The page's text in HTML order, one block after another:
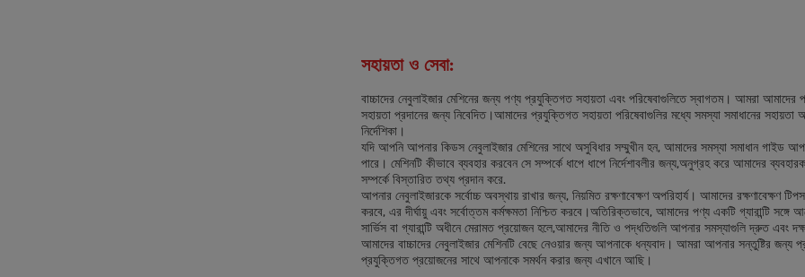
সহায়তা ও সেবা:
বাচ্চাদের নেবুলাইজার মেশিনের জন্য পণ্য প্রযুক্তিগত সহায়তা এবং পরিষেবাগুলিতে স্বাগতম। আমরা
সহায়তা প্রদানের জন্য নিবেদিত।আমাদের প্রযুক্তিগত সহায়তা পরিষেবাগুলির মধ্যে সমস্যা সমাধানের সহায়তা
নির্দেশিকা।
যদি আপনি আপনার কিডস নেবুলাইজার মেশিনের সাথে অসুবিধার সম্মুখীন হন, আমাদের সমস্যা সমাধান গাইড
পারে। মেশিনটি কীভাবে ব্যবহার করবেন সে সম্পর্কে ধাপে ধাপে নির্দেশাবলীর জন্য,অনুগ্রহ করে আমাদের
সম্পর্কে বিস্তারিত তথ্য প্রদান করে.
আপনার নেবুলাইজারকে সর্বোচ্চ অবস্থায় রাখার জন্য, নিয়মিত রক্ষণাবেক্ষণ অপরিহার্য। আমাদের রক্ষণাবেক্ষণ
করবে, এর দীর্ঘায়ু এবং সর্বোত্তম কর্মক্ষমতা নিশ্চিত করবে।অতিরিক্তভাবে, আমাদের পণ্য একটি গ্যারান্টি
সার্ভিস বা গ্যারান্টি অধীনে মেরামত প্রয়োজন হলে,আমাদের নীতি ও পদ্ধতিগুলি আপনার সমস্যাগুলি দ্রুত এবং
আমাদের বাচ্চাদের নেবুলাইজার মেশিনটি বেছে নেওয়ার জন্য আপনাকে ধন্যবাদ। আমরা আপনার সন্তুষ্টির
প্রযুক্তিগত প্রয়োজনের সাথে আপনাকে সমর্থন করার জন্য এখানে আছি।